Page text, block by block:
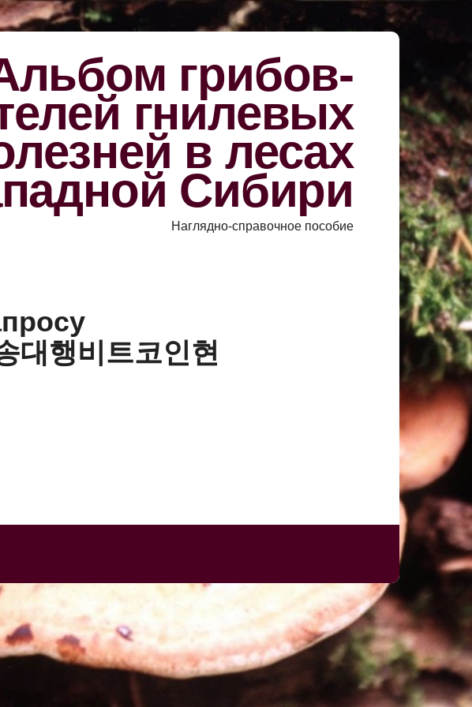
грибов-
гнилевых
в лесах
Сибири
Наглядно-справочное пособие
행비트코인현